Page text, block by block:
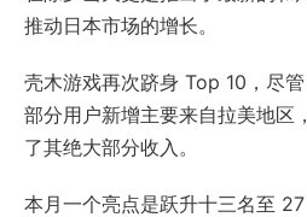
推动日本市场的增长。
壳木游戏再次跻身 Top 10，尽
部分用户新增主要来自拉美地区
了其绝大部分收入。
本月一个亮点是跃升十三名至